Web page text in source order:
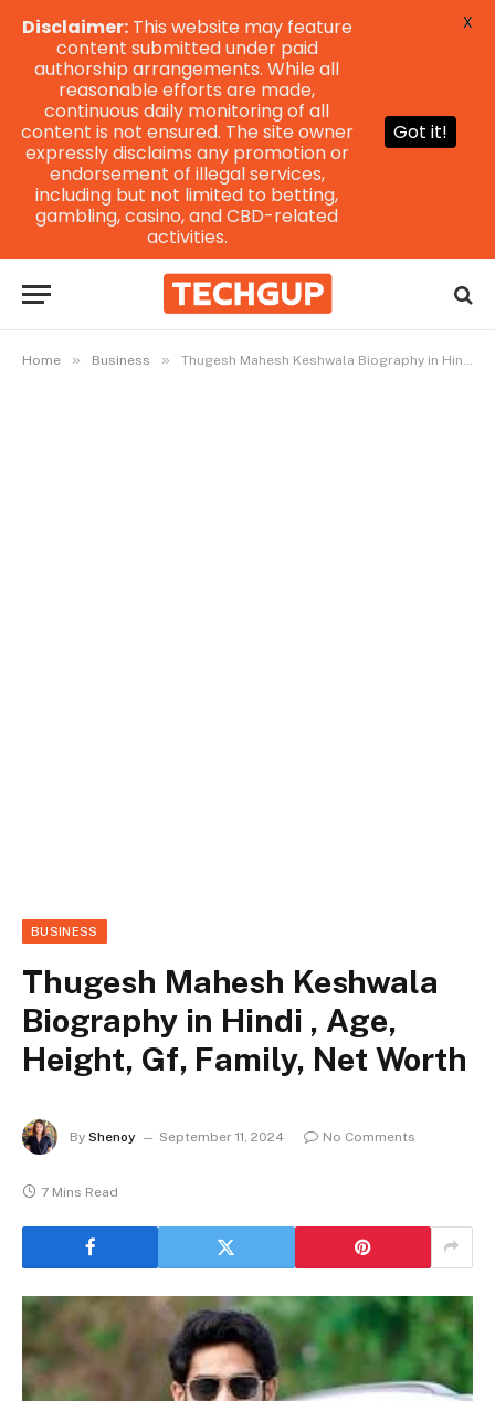
Home » Business » Thugesh Mahesh Keshwala Biography in Hindi , Age, Height, Gf, Family, Net Worth
BUSINESS
Thugesh Mahesh Keshwala
Biography in Hindi , Age,
Height, Gf, Family, Net Worth
By Shenoy September 11, 2024 No Comments
7 Mins Read
Disclaimer:This website may feature
content submitted under paid
authorship arrangements. While all
reasonable efforts are made,
continuous daily monitoring of all
content is not ensured. The site owner
expressly disclaims any promotion or
endorsement of illegal services,
including but not limited to betting,
gambling, casino, and CBD-related
activities.
Got it!
X